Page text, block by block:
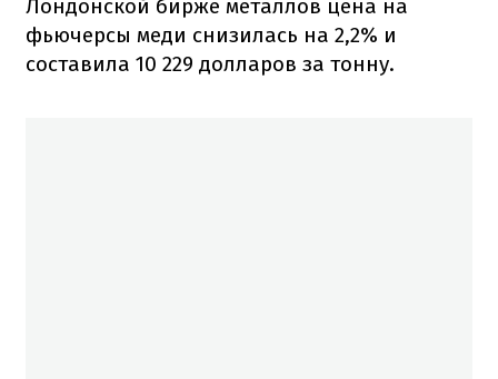
Лондонской бирже металлов цена на
фьючерсы меди снизилась на 2,2% и
составила 10 229 долларов за тонну.